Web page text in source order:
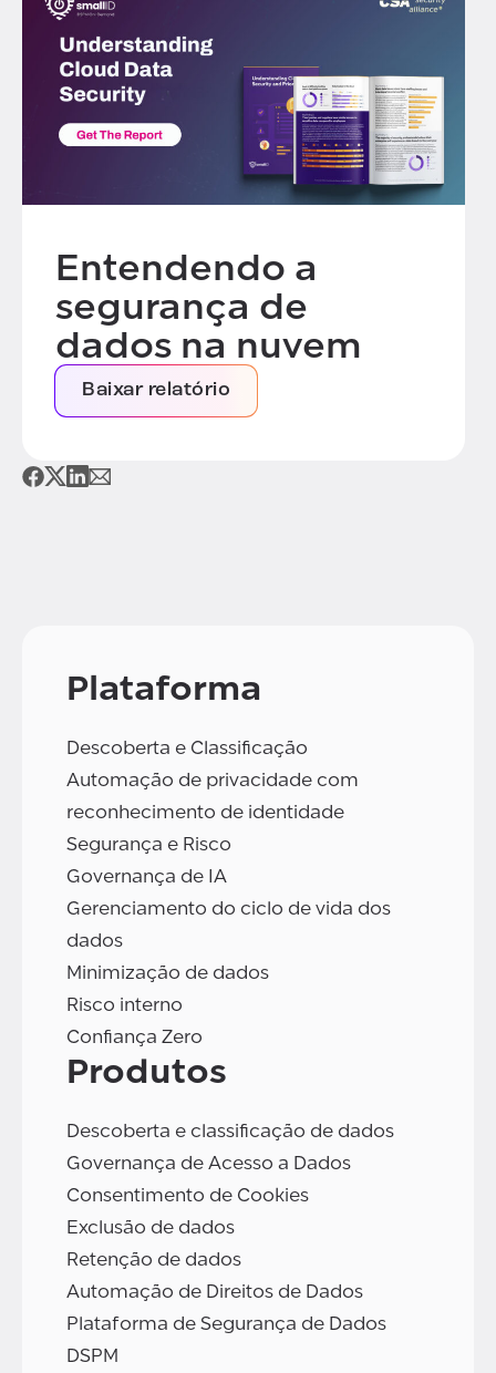
Entendendo a
segurança de
dados na nuvem
Baixar relatório
Plataforma
Descoberta e Classificação
Automação de privacidade com
reconhecimento de identidade
Segurança e Risco
Governança de IA
Gerenciamento do ciclo de vida dos
dados
Minimização de dados
Risco interno
Confiança Zero
Produtos
Descoberta e classificação de dados
Governança de Acesso a Dados
Consentimento de Cookies
Exclusão de dados
Retenção de dados
Automação de Direitos de Dados
Plataforma de Segurança de Dados
DSPM